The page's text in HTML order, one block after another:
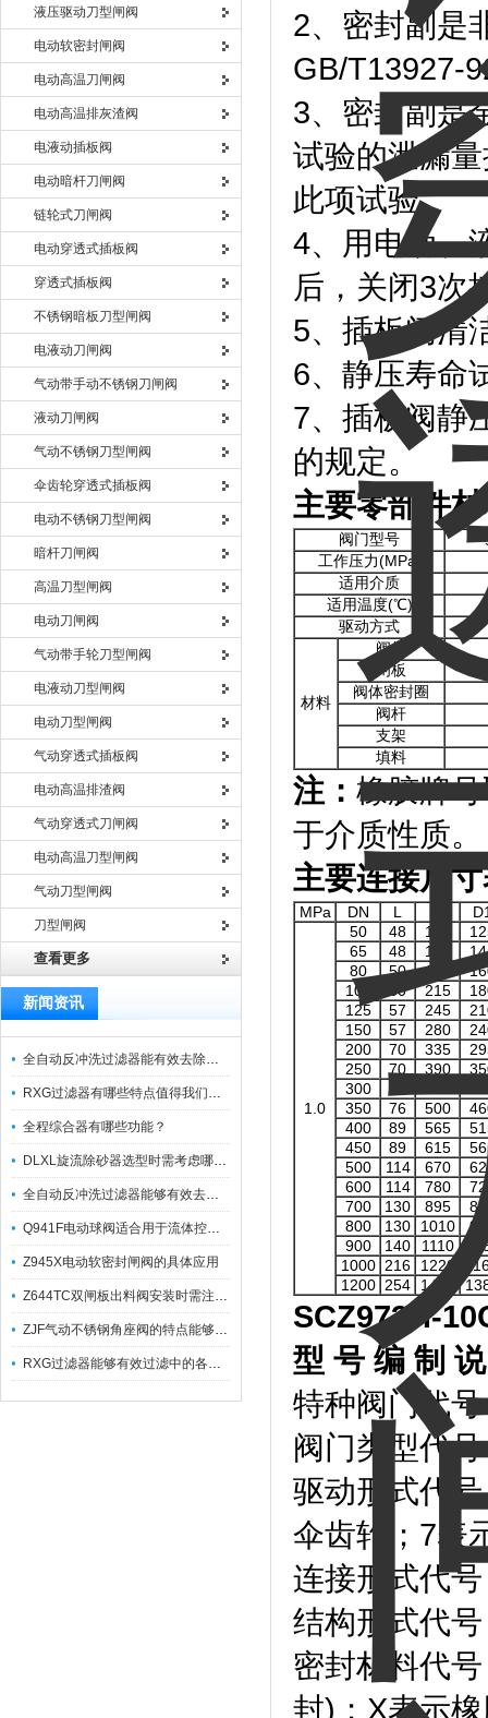
液压驱动刀型闸阀
电动软密封闸阀
电动高温刀闸阀
电动高温排灰渣阀
电液动插板阀
电动暗杆刀闸阀
链轮式刀闸阀
电动穿透式插板阀
穿透式插板阀
不锈钢暗板刀型闸阀
电液动刀闸阀
气动带手动不锈钢刀闸阀
液动刀闸阀
气动不锈钢刀型闸阀
伞齿轮穿透式插板阀
电动不锈钢刀型闸阀
暗杆刀闸阀
高温刀型闸阀
电动刀闸阀
气动带手轮刀型闸阀
电液动刀型闸阀
电动刀型闸阀
气动穿透式插板阀
电动高温排渣阀
气动穿透式刀闸阀
电动高温刀型闸阀
气动刀型闸阀
刀型闸阀
查看更多
新闻资讯
全自动反冲洗过滤器能有效去除过滤介质上的杂质
RXG过滤器有哪些特点值得我们选择？
全程综合器有哪些功能？
DLXL旋流除砂器选型时需考虑哪些因素？
全自动反冲洗过滤器能够有效去除不同粒径的固体杂
Q941F电动球阀适合用于流体控制需要迅速反应的场合
Z945X电动软密封闸阀的具体应用
Z644TC双闸板出料阀安装时需注意哪些事项？
ZJF气动不锈钢角座阀的特点能够稳定地控制介质流量
RXG过滤器能够有效过滤中的各种杂质
2、密封副是
GB/T13927-
3、密封副是
试验的泄漏
此项试验。
4、用电动、
后，关闭3次
5、插板阀清
6、静压寿命
7、插板阀静
的规定。
主要零部件
阀门型号
工作压力(MPa)
适用介质
适用温度(℃)
驱动方式
材料
阀体
闸板
阀体密封圈
阀杆
支架
填料
注： 橡胶牌
于介质性质。
主要连接尺
MPa DN L
1.0
50 48 160
65
48 180
80
50 195
100
50 215
125
57 245
150
57 280
200
70 335
250
70 390
300
350
76 500
400
89 565
450
89 615
500
114 670
600
114 780
700
130 895
800
130 1010
900
140 1110
1000 216 1220
1200 254 1450
SCZ973H-
型 号 编 制 说
特种阀门代
阀门类型代
驱动形式代
伞齿轮；7表
连接形式代
结构形式代
密封材料代
封)；X表示